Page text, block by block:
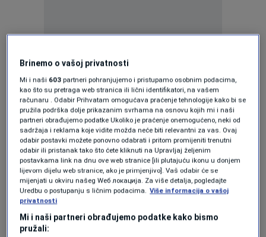
isporučio 417.800 automobila.
Najveći pad zabilježen je u Kini, gdje je prodaja
smanjena za 30 posto u odnosu na drugi
kvartal prošle godine. Iz kompanije ističu da su
na rezultate utjecali intenzivnija konkurencija i
trenutna faza uvođenja novih modela na
tržište.
S druge strane, prodaja automobila u
Brinemo o vašoj privatnosti
Mi i naši 603 partneri pohranjujemo i pristupamo osobnim podacima,
kao što su pretraga web stranica ili lični identifikatori, na vašem
računaru . Odabir Prihvatam omogućava praćenje tehnologije kako bi se
pružila podrška dolje prikazanim svrhama na osnovu kojih mi i naši
partneri obrađujemo podatke Ukoliko je praćenje onemogućeno, neki od
sadržaja i reklama koje vidite možda neće biti relevantni za vas. Ovaj
odabir postavki možete ponovno odabrati i pritom promijeniti trenutni
odabir ili pristanak tako što ćete kliknuti na Upravljaj željenim
postavkama link na dnu ove web stranice [ili plutajuću ikonu u donjem
lijevom dijelu web stranice, ako je primjenjivo]. Vaš odabir će se
mijenjati u okviru našeg Wеб локација. Za više detalja, pogledajte
Uredbu o postupanju s ličnim podacima. Više informacija o vašoj
privatnosti
Mi i naši partneri obrađujemo podatke kako bismo
pružali: